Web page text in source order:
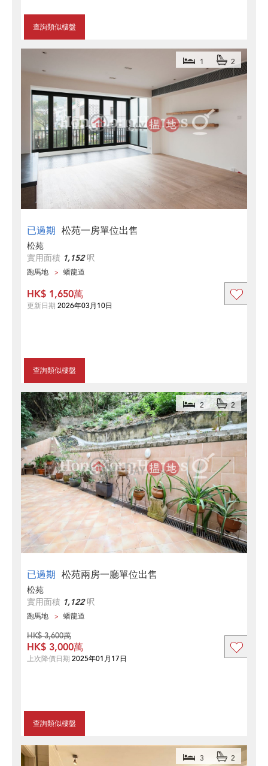
查詢類似樓盤
已過期 松苑一房單位出售
1 2
松苑
實用面積 1,152呎
跑馬地 蟠龍道
查詢類似樓盤
HK$ 1,650萬
更新日期 2026年03月10日
已過期 松苑兩房一廳單位出售
2 2
松苑
實用面積 1,122呎
跑馬地 蟠龍道
查詢類似樓盤
HK$ 3,600萬
HK$ 3,000萬
上次降價日期 2025年01月17日
3 2